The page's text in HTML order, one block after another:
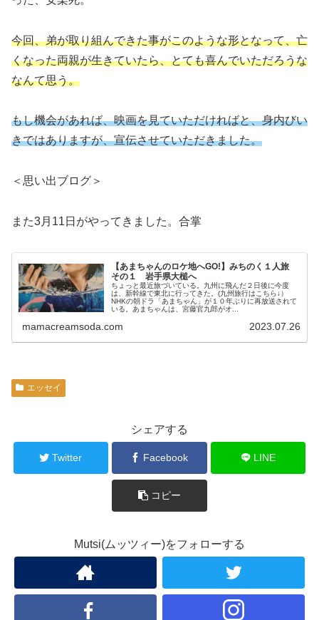
今回、弟が取り組んできた事がこのような形となって、亡
くなった両親が生きていたら、とても喜んでいただろうな
なんて思う。
もし機会があれば、映画を見ていただければと、身内びい
きではありますが、宣伝させていただきました。
＜思い出ブログ＞
また3月11日がやってきました。合掌
【あまちゃんのロケ地へGO!】みちのく１人旅
その１ 岩手県大槌へ
ちょっと最近旅づいている。九州に飛んだ２日後に今度
は、新幹線で東北に行ってきた。(九州旅行はこちら↓）
NHKの朝ドラ「あまちゃん」が１０年ぶりに再放送されて
いる。あまちゃんは、宮藤官九郎がオ...
mamacreamsoda.com 2023.07.26
エッセイ
シェアする
Twitter Facebook LINE
コピー
Mutsi(ムッツィー)をフォローする